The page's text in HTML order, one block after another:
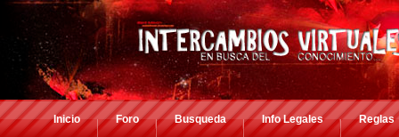
Inicio Foro Busqueda Info Legales Reglas